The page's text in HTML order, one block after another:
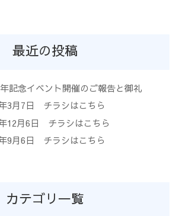
最近の投稿
記念イベント開催のご報告と御礼
3月7日 チラシはこちら
12月6日 チラシはこちら
9月6日 チラシはこちら
カテゴリ一覧